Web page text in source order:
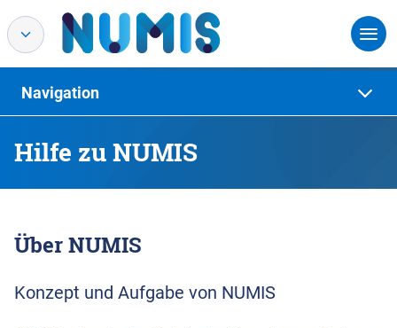
Hilfe zu NUMIS
Navigation
Über NUMIS
Konzept und Aufgabe von NUMIS